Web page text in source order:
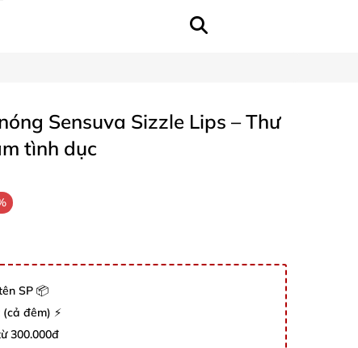
Sensuva Sizzle Lips – Thư
tình dục
SP 📦
đêm) ⚡
300.000đ